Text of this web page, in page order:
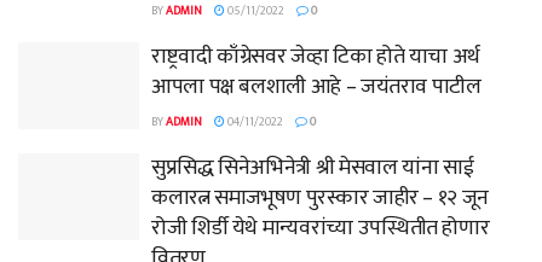
BYADMIN 05/11/2022 0
राष्ट्रवादी काँग्रेसवर जेव्हा टिका होते याचा अर्थ
आपला पक्ष बलशाली आहे – जयंतराव पाटील
BYADMIN 04/11/2022 0
सुप्रसिद्ध सिनेअभिनेत्री श्री मेसवाल यांना साई
कलारत्न समाजभूषण पुरस्कार जाहीर – १२ जून
रोजी शिर्डी येथे मान्यवरांच्या उपस्थितीत होणार